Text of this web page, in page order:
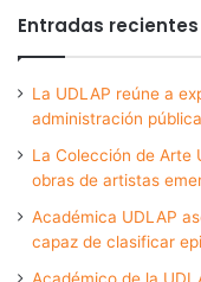
Entradas recientes
La UDLAP reúne a
administración
La Colección de Arte
obras de artistas
Académica UDLAP
capaz de clasificar